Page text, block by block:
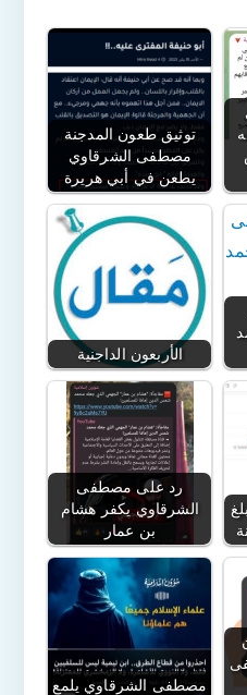
توثيق طعون المدجنة
مصطفى الشرقاوي
يطعن في أبي هريرة
الأربعون الداجنية
رد على مصطفى
الشرقاوي يكفر هشام
بن عمار
مصطفى الشرقاوي يلمع